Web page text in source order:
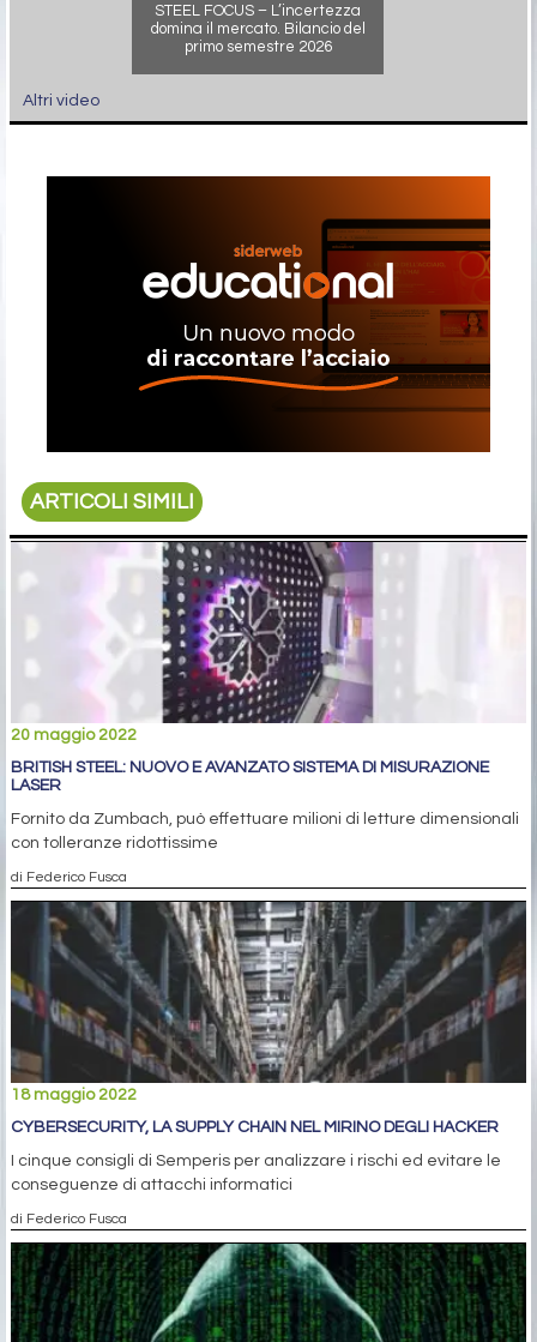
STEEL FOCUS – L’incertezza
domina il mercato. Bilancio del
primo semestre 2026
Altri video
ARTICOLI SIMILI
20 maggio 2022
BRITISH STEEL: NUOVO E AVANZATO SISTEMA DI MISURAZIONE
LASER
Fornito da Zumbach, può effettuare milioni di letture dimensionali
con tolleranze ridottissime
di Federico Fusca
18 maggio 2022
CYBERSECURITY, LA SUPPLY CHAIN NEL MIRINO DEGLI HACKER
I cinque consigli di Semperis per analizzare i rischi ed evitare le
conseguenze di attacchi informatici
di Federico Fusca